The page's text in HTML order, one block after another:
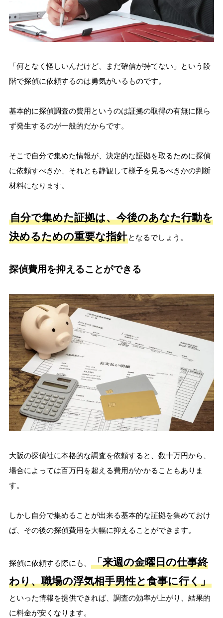
「何となく怪しいんだけど、まだ確信が持てない」という段
階で探偵に依頼するのは勇気がいるものです。
基本的に探偵調査の費用というのは証拠の取得の有無に限ら
ず発生するのが一般的だからです。
そこで自分で集めた情報が、決定的な証拠を取るために探偵
に依頼すべきか、それとも静観して様子を見るべきかの判断
材料になります。
自分で集めた証拠は、今後のあなた行動を
決めるための重要な指針となるでしょう。
探偵費用を抑えることができる
大阪の探偵社に本格的な調査を依頼すると、数十万円から、
場合によっては百万円を超える費用がかかることもありま
す。
しかし自分で集めることが出来る基本的な証拠を集めておけ
ば、その後の探偵費用を大幅に抑えることができます。
探偵に依頼する際にも、
「来週の金曜日の仕事終
わり、職場の浮気相手男性と食事に行く」
といった情報を提供できれば、調査の効率が上がり、結果的
に料金が安くなります。